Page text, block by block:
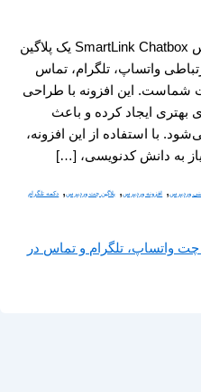
افزونه دکمه شناور چت وردپرس SmartLink Chatbox یک پلاگین
واتساپ، تلگرام، تماس
شماست. این افزونه با طراحی
بهتری ایجاد کرده و باعث
با استفاده از این افزونه،
به دانش کدنویسی، […]
وردپرس, افزونه وردپرس, پلاگین چت وردپرس, دکمه تلگرام
واتساپ، تلگرام و تماس در